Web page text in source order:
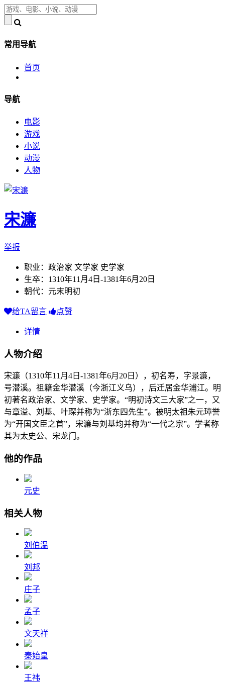
常用导航
首页
导航
电影
游戏
小说
动漫
人物
宋濂
举报
职业：政治家 文学家 史学家
生卒：1310年11月4日-1381年6月20日
朝代：元末明初
给TA留言 点赞
详情
人物介绍
宋濂（1310年11月4日-1381年6月20日），初名寿，字景濂，
号潜溪。祖籍金华潜溪（今浙江义乌），后迁居金华浦江。明
初著名政治家、文学家、史学家。“明初诗文三大家”之一，又
与章溢、刘基、叶琛并称为“浙东四先生”。被明太祖朱元璋誉
为“开国文臣之首”，宋濂与刘基均并称为“一代之宗”。学者称
其为太史公、宋龙门。
他的作品
元史
相关人物
刘伯温
刘邦
庄子
孟子
文天祥
秦始皇
王袆